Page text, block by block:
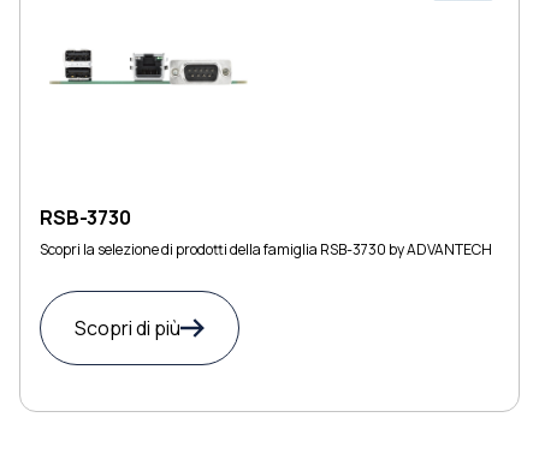
RSB-3730
Scopri la selezione di prodotti della famiglia RSB-3730 by ADVANTECH
Scopri di più